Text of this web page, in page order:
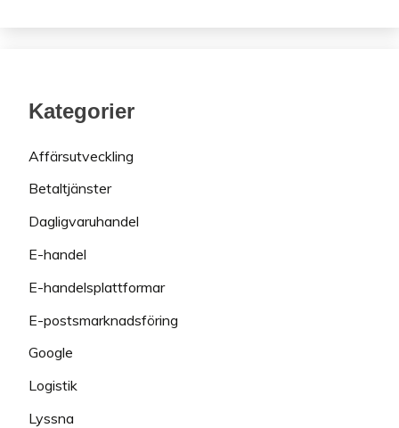
Kategorier
Affärsutveckling
Betaltjänster
Dagligvaruhandel
E-handel
E-handelsplattformar
E-postsmarknadsföring
Google
Logistik
Lyssna